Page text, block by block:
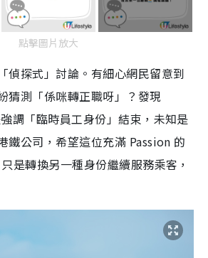
點擊圖片放大
偵探式」討論。有細心網民留意到
猜測「係咪轉正職呀」？發現
調「臨時員工身份」結束，未知是
鐵公司，希望這位充滿 Passion 的
是轉換另一種身份繼續服務乘客，